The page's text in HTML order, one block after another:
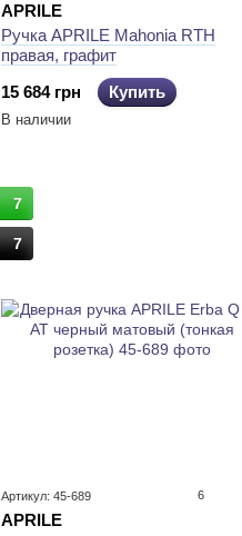
APRILE
Ручка APRILE Mahonia RTH
правая, графит
15 684 грн
Купить
В наличии
7
7
Артикул: 45-689 6
APRILE